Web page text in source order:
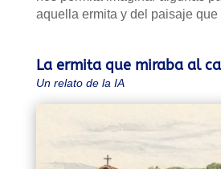
aquella ermita y del paisaje que
La ermita que miraba al
Un relato de la IA